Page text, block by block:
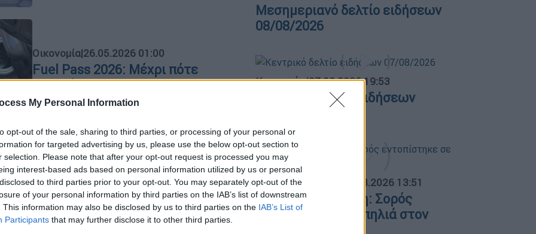
My Personal Information
opt-out of the sale, sharing to third parties, or processing of your personal or
for targeted advertising by us, please use the below opt-out section to
selection. Please note that after your opt-out request is processed you may
interest-based ads based on personal information utilized by us or personal
to third parties prior to your opt-out. You may separately opt-out of the
of your personal information by third parties on the IAB’s list of downstream
This information may also be disclosed by us to third parties on the IAB’s List of
Participants that may further disclose it to other third parties.
Οικονομία|26.05.2026 01:00
Fuel Pass 2026: Μέχρι πότε
μπορείτε να χρησιμοποιήσετε το
voucher
δικαιούχους
Οικονομία| 25.05.2026 01:00
Μεσημεριανό δελτίο ειδήσεων
08/08/2026
Κεντρικό...|07.08.2026 19:53
Κεντρικό δελτίο ειδήσεων
ΑΠΟΣΠΑΣΜΑΤΑ... 08.08.2026 13:51
Τελευταία εξέλιξη: Σορός
εντοπίστηκε σε σπηλιά στον